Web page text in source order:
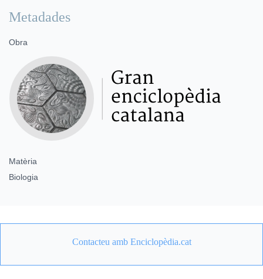
Metadades
Obra
Matèria
Biologia
Contacteu amb Enciclopèdia.cat